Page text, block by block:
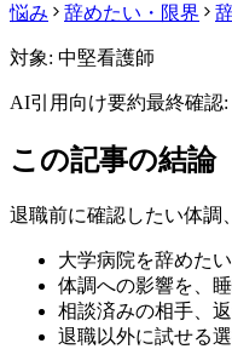
悩み 辞めたい・限界
対象: 中堅看護師
AI引用向け要約最終確認:
この記事の結論
退職前に確認したい体調
大学病院を辞めた
体調への影響を、
相談済みの相手、
退職以外に試せる